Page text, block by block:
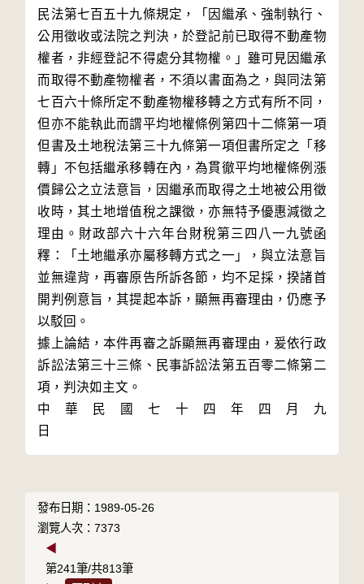
民法第七百五十九條規定，「因繼承、強制執行、
公用徵收或法院之判決，於登記前已取得不動產物
權者，非經登記不得處分其物權。」雖可見因繼承
而取得不動產物權者，不須以書面為之，與同法第
七百六十條所定不動產物權移轉之方式有所不同，
但亦不能執此而謂平均地權條例第四十二條第一項
但書及土地稅法第三十九條第一項但書所定之「移
轉」不包括繼承移轉在內，為貫徹平均地權條例漲
價歸公之立法意旨，因繼承而取得之土地被公用徵
收時，其土地增值稅之課徵，亦無特予優惠減徵之
理由。財政部六十六年台財稅第三四八一九號函
釋：「土地繼承亦屬移轉方式之一」，與立法意旨
並無違背，再審原告所訴各節，均不足採，揆諸首
開判例意旨，其提起本訴，顯無再審理由，仍應予
以駁回。
據上論結，本件再審之訴顯無再審理由，爰依行政
訴訟法第三十三條、民事訴訟法第五百零二條第二
項，判決如主文。
中	華	民	國	七	十	四	年	四	月	九
發布日期：1989-05-26
瀏覽人次：7373
◀
第241筆/共813筆